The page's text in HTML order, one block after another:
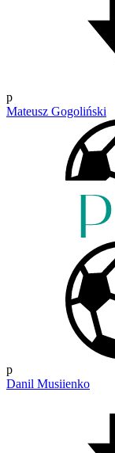
p
Mateusz Gogoliński
p
Danil Musiienko